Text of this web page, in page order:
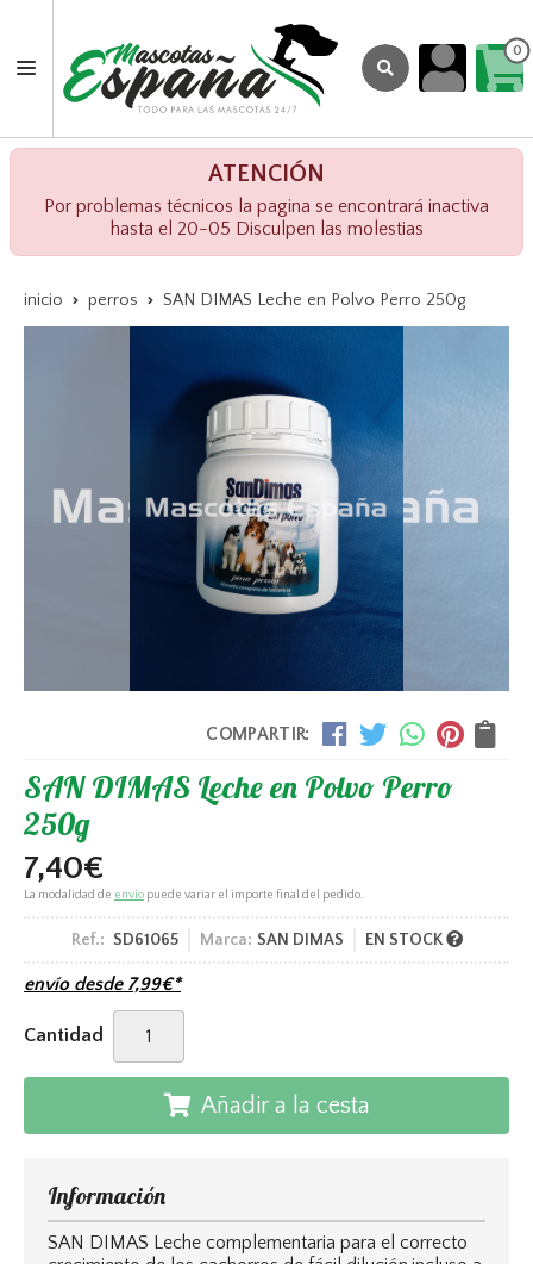
0
ATENCIÓN
Por problemas técnicos la pagina se encontrará inactiva
hasta el 20-05 Disculpen las molestias
inicio perros SAN DIMAS Leche en Polvo Perro 250g
COMPARTIR:
SAN DIMAS Leche en Polvo Perro
250g
7,40€
La modalidad de envío puede variar el importe final del pedido.
Ref.: SD61065 Marca: SAN DIMAS EN STOCK
envío desde 7,99€*
Cantidad
Añadir a la cesta
Información
SAN DIMAS Leche complementaria para el correcto